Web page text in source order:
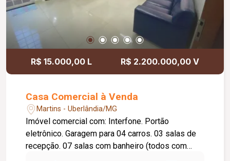
R$ 15.000,00 L R$ 2.200.000,00 V
Casa Comercial à Venda
Martins - Uberlândia/MG
Imóvel comercial com: Interfone. Portão
eletrônico. Garagem para 04 carros. 03 salas de
recepção. 07 salas com banheiro (todos com